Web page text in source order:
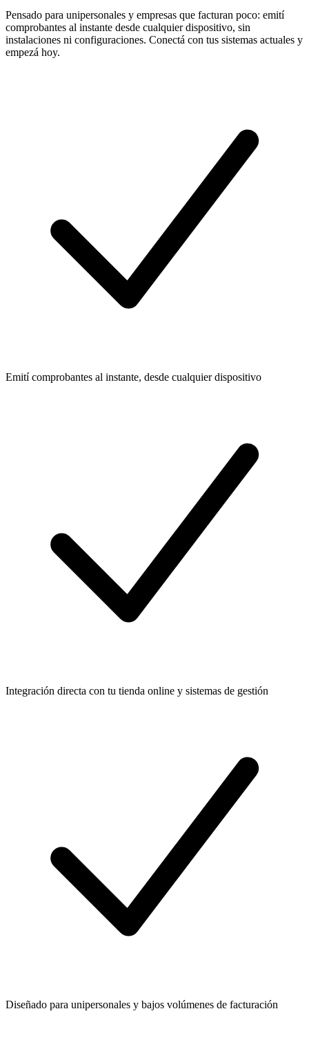
Pensado para unipersonales y empresas que facturan poco: emití
comprobantes al instante desde cualquier dispositivo, sin
instalaciones ni configuraciones. Conectá con tus sistemas actuales y
empezá hoy.
Emití comprobantes al instante, desde cualquier dispositivo
Integración directa con tu tienda online y sistemas de gestión
Diseñado para unipersonales y bajos volúmenes de facturación